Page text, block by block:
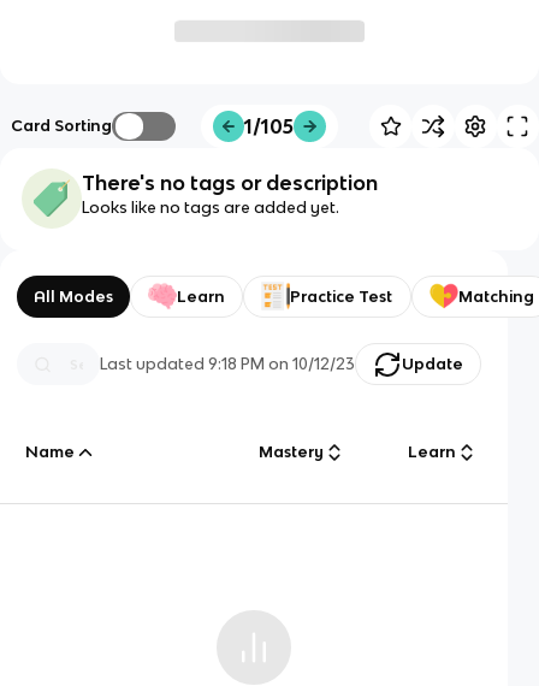
Card Sorting 1/105
There's no tags or description
Looks like no tags are added yet.
All Modes Learn Practice Test Matching
Last updated9:18 PM on 10/12/23 Update
Name Mastery Learn